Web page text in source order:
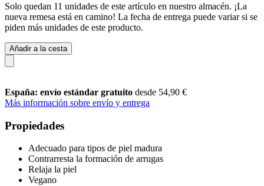
Solo quedan 11 unidades de este artículo en nuestro almacén. ¡La
nueva remesa está en camino! La fecha de entrega puede variar si se
piden más unidades de este producto.
Añadir a la cesta
España: envío estándar gratuito desde 54,90 €
Más información sobre envío y entrega
Propiedades
Adecuado para tipos de piel madura
Contrarresta la formación de arrugas
Relaja la piel
Vegano